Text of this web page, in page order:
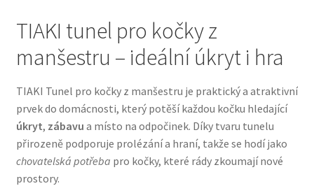
Vše pro psy — Krmivo, doplňky, vybavení
Boudy a výběhy
Bozita pro psy — Švédské krmivo s nordickou kvalitou
Brit pro psy
Granule pro psy
TIAKI tunel pro kočky z
manšestru – ideální úkryt i hra
TIAKI Tunel pro kočky z manšestru je praktický a atraktivní
prvek do domácnosti, který potěší každou kočku hledající
úkryt, zábavu a místo na odpočinek. Díky tvaru tunelu
přirozeně podporuje prolézání a hraní, takže se hodí jako
chovatelská potřeba pro kočky, které rády zkoumají nové
prostory.